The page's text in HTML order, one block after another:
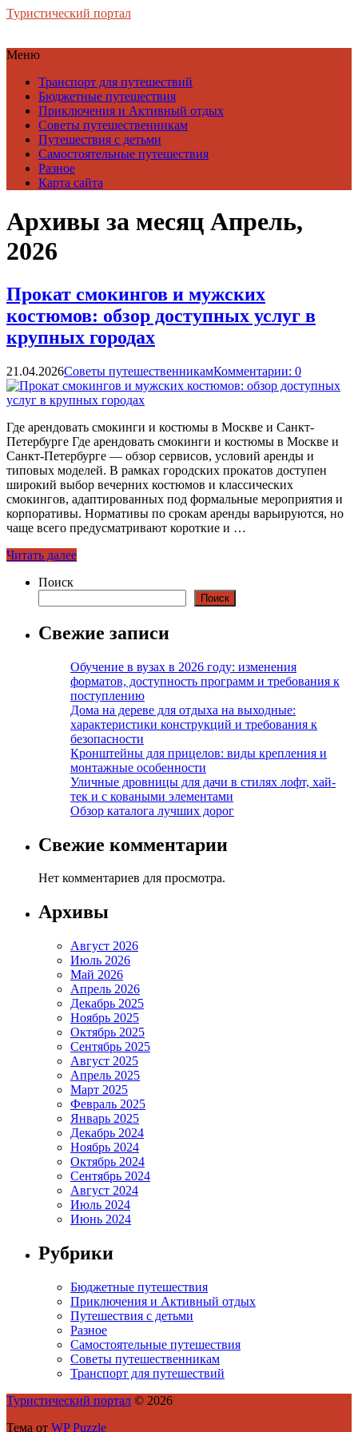
Туристический портал
Меню
Транспорт для путешествий
Бюджетные путешествия
Приключения и Активный отдых
Советы путешественникам
Путешествия с детьми
Самостоятельные путешествия
Разное
Карта сайта
Архивы за месяц Апрель,
2026
Прокат смокингов и мужских
костюмов: обзор доступных услуг в
крупных городах
21.04.2026Советы путешественникамКомментарии: 0
Где арендовать смокинги и костюмы в Москве и Санкт-
Петербурге Где арендовать смокинги и костюмы в Москве и
Санкт-Петербурге — обзор сервисов, условий аренды и
типовых моделей. В рамках городских прокатов доступен
широкий выбор вечерних костюмов и классических
смокингов, адаптированных под формальные мероприятия и
корпоративы. Нормативы по срокам аренды варьируются, но
чаще всего предусматривают короткие и …
Читать далее
Поиск
Поиск
Свежие записи
Обучение в вузах в 2026 году: изменения
форматов, доступность программ и требования к
поступлению
Дома на дереве для отдыха на выходные:
характеристики конструкций и требования к
безопасности
Кронштейны для прицелов: виды крепления и
монтажные особенности
Уличные дровницы для дачи в стилях лофт, хай-
тек и с коваными элементами
Обзор каталога лучших дорог
Свежие комментарии
Нет комментариев для просмотра.
Архивы
Август 2026
Июль 2026
Май 2026
Апрель 2026
Декабрь 2025
Ноябрь 2025
Октябрь 2025
Сентябрь 2025
Август 2025
Апрель 2025
Март 2025
Февраль 2025
Январь 2025
Декабрь 2024
Ноябрь 2024
Октябрь 2024
Сентябрь 2024
Август 2024
Июль 2024
Июнь 2024
Рубрики
Бюджетные путешествия
Приключения и Активный отдых
Путешествия с детьми
Разное
Самостоятельные путешествия
Советы путешественникам
Транспорт для путешествий
Туристический портал © 2026
Тема от WP Puzzle